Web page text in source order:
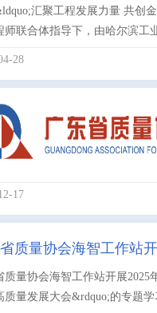
汇聚工程发展力量 共创
师联合体指导下，由哈尔滨
28
17
质量协会海智工作站
质量协会海智工作站开展2025
质量发展大会&rdquo;的专题